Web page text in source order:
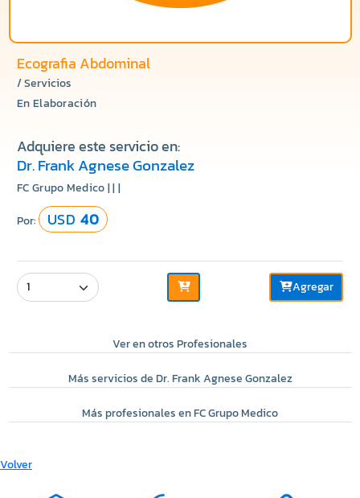
Ecografia Abdominal
/ Servicios
En Elaboración
Adquiere este servicio en:
Dr. Frank Agnese Gonzalez
FC Grupo Medico | | |
Por: USD40
Agregar
Ver en otros Profesionales
Más servicios de Dr. Frank Agnese Gonzalez
Más profesionales en FC Grupo Medico
Volver